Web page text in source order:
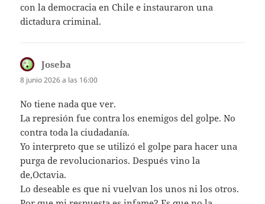
con la democracia en Chile e instauraron una
dictadura criminal.
Joseba
8 junio 2026 a las 16:00
No tiene nada que ver.
La represión fue contra los enemigos del golpe. No
contra toda la ciudadanía.
Yo interpreto que se utilizó el golpe para hacer una
purga de revolucionarios. Después vino la
de,Octavia.
Lo deseable es que ni vuelvan los unos ni los otros.